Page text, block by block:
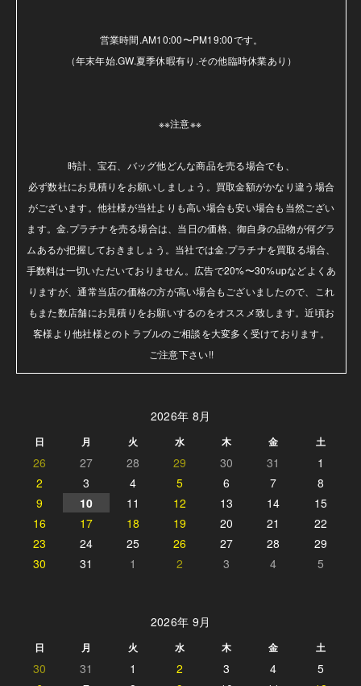
営業時間.AM10:00〜PM19:00です。
（年末年始.GW.夏季休暇有り.その他臨時休業あり）
※※注意※※
時計、宝石、バッグ他どんな商品を売る場合でも、
必ず数社にお見積りをお願いしましょう。買取金額がかなり違う場合
がございます。他社様が当社よりも高い場合も安い場合も当然ござい
ます。金.プラチナを売る場合は、当日の価格、御自身の品物が何グラ
ムあるか把握しておきましょう。当社では金.プラチナを買取る場合、
手数料は一切いただいておりません。広告で20%〜30%upなどよくあ
りますが、通常当店の価格の方が高い場合もございましたので、これ
もまた数店舗にお見積りをお願いするのをオススメ致します。近頃お
客様より他社様とのトラブルのご相談を大変多く受けております。
ご注意下さい!!
2026年 8月
日 月 火 水 木 金 土
26 27 28 29 30 31
1
2
3 4 5 6 7
8
9
10 11 12 13 14
15
16
17 18 19 20 21
22
23
24 25 26 27 28
29
30
31 1 2 3 4 5
2026年 9月
日 月 火 水 木 金 土
30 31 1 2 3 4
5